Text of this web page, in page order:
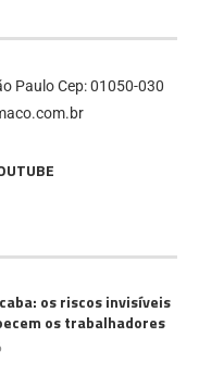
Paulo Cep: 01050-030
os riscos invisíveis
os trabalhadores